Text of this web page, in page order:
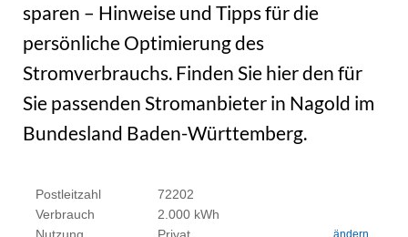
sparen – Hinweise und Tipps für die
persönliche Optimierung des
Stromverbrauchs. Finden Sie hier den für
Sie passenden Stromanbieter in Nagold im
Bundesland Baden-Württemberg.